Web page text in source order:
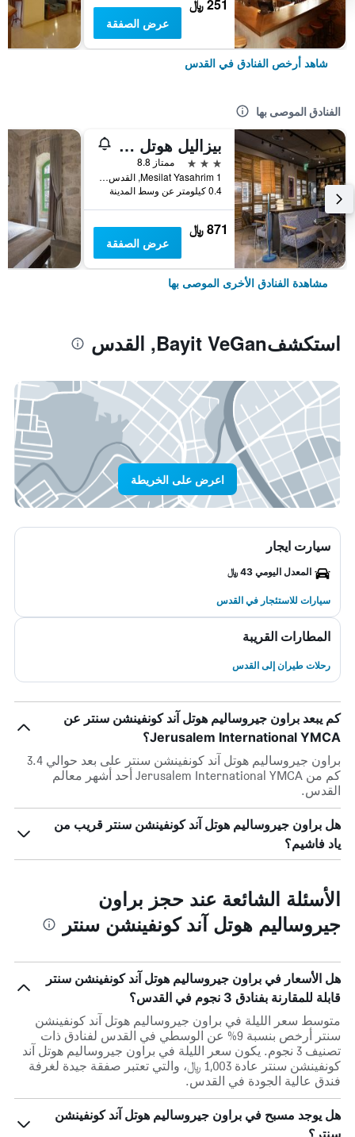
251 ﷼
عرض الصفقة
شاهد أرخص الفنادق في القدس
الفنادق الموصى بها
بيزاليل هوتل آن أتلاس بوتيك
3 نجوم
ممتاز 8.8
Mesilat Yasahrim 1, القدس, Jerusalem District, اسرائيل
0.4 كيلومتر عن وسط المدينة
871 ﷼
عرض الصفقة
مشاهدة الفنادق الأخرى الموصى بها
استكشفBayit VeGan, القدس
اعرض على الخريطة
سيارت ايجار
المعدل اليومي 43 ﷼
سيارات للاستئجار في القدس
المطارات القريبة
رحلات طيران إلى القدس
كم يبعد براون جيروساليم هوتل آند كونفينشن سنتر عن
Jerusalem International YMCA؟
براون جيروساليم هوتل آند كونفينشن سنتر على بعد حوالي 3.4
كم من Jerusalem International YMCA أحد أشهر معالم
القدس.
هل براون جيروساليم هوتل آند كونفينشن سنتر قريب من
ياد فاشيم؟
الأسئلة الشائعة عند حجز براون
جيروساليم هوتل آند كونفينشن سنتر
هل الأسعار في براون جيروساليم هوتل آند كونفينشن سنتر
قابلة للمقارنة بفنادق 3 نجوم في القدس؟
متوسط سعر الليلة في براون جيروساليم هوتل آند كونفينشن
سنتر أرخص بنسبة 9% عن الوسطي في القدس لفنادق ذات
تصنيف 3 نجوم. يكون سعر الليلة في براون جيروساليم هوتل آند
كونفينشن سنتر عادة 1,003 ﷼، والتي تعتبر صفقة جيدة لغرفة
فندق عالية الجودة في القدس.
هل يوجد مسبح في براون جيروساليم هوتل آند كونفينشن
سنتر؟